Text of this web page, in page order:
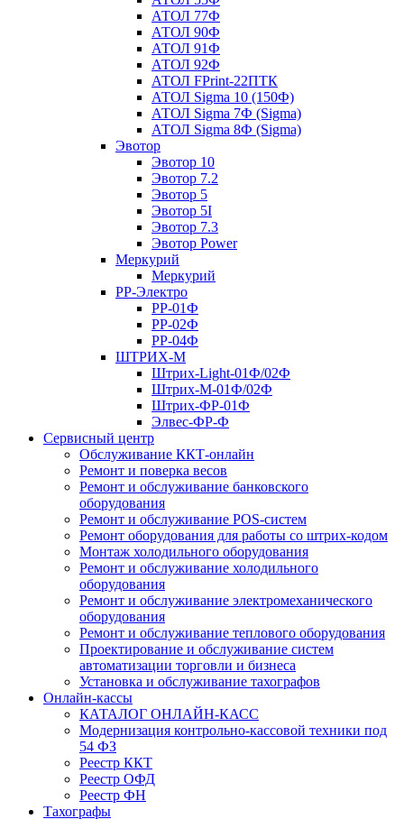
АТОЛ 77Ф
АТОЛ 90Ф
АТОЛ 91Ф
АТОЛ 92Ф
АТОЛ FPrint-22ПТК
АТОЛ Sigma 10 (150Ф)
АТОЛ Sigma 7Ф (Sigma)
АТОЛ Sigma 8Ф (Sigma)
Эвотор
Эвотор 10
Эвотор 7.2
Эвотор 5
Эвотор 5I
Эвотор 7.3
Эвотор Power
Меркурий
Меркурий
РР-Электро
РР-01Ф
РР-02Ф
РР-04Ф
ШТРИХ-М
Штрих-Light-01Ф/02Ф
Штрих-М-01Ф/02Ф
Штрих-ФР-01Ф
Элвес-ФР-Ф
Сервисный центр
Обслуживание ККТ-онлайн
Ремонт и поверка весов
Ремонт и обслуживание банковского
оборудования
Ремонт и обслуживание POS-систем
Ремонт оборудования для работы со штрих-кодом
Монтаж холодильного оборудования
Ремонт и обслуживание холодильного
оборудования
Ремонт и обслуживание электромеханического
оборудования
Ремонт и обслуживание теплового оборудования
Проектирование и обслуживание систем
автоматизации торговли и бизнеса
Установка и обслуживание тахографов
Онлайн-кассы
КАТАЛОГ ОНЛАЙН-КАСС
Модернизация контрольно-кассовой техники под
54 ФЗ
Реестр ККТ
Реестр ОФД
Реестр ФН
Тахографы